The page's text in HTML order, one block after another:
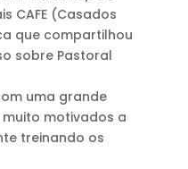
CAFE (Casados
que compartilhou
sobre Pastoral
uma grande
motivados a
treinando os